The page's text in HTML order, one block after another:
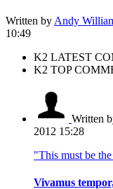
Written by Andy
10:49
K2 LATEST
K2 TOP
Written
2012 15:28
"This must be
Vivamus